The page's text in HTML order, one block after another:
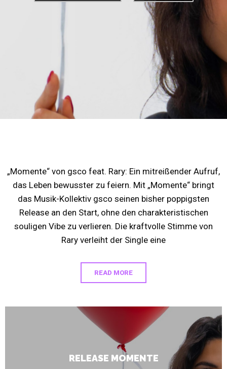
„Momente“ von gsco feat. Rary: Ein mitreißender Aufruf,
das Leben bewusster zu feiern. Mit „Momente“ bringt
das Musik-Kollektiv gsco seinen bisher poppigsten
Release an den Start, ohne den charakteristischen
souligen Vibe zu verlieren. Die kraftvolle Stimme von
Rary verleiht der Single eine
READ MORE
RELEASE MOMENTE